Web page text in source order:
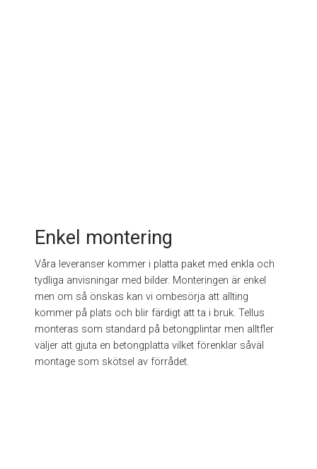
Enkel montering
Våra leveranser kommer i platta paket med enkla och
tydliga anvisningar med bilder. Monteringen är enkel
men om så önskas kan vi ombesörja att allting
kommer på plats och blir färdigt att ta i bruk. Tellus
monteras som standard på betongplintar men alltfler
väljer att gjuta en betongplatta vilket förenklar såväl
montage som skötsel av förrådet.